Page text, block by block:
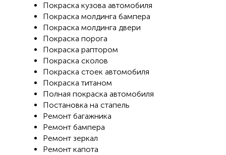
Покраска кузова автомобиля
Покраска молдинга бампера
Покраска молдинга двери
Покраска порога
Покраска раптором
Покраска сколов
Покраска стоек автомобиля
Покраска титаном
Полная покраска автомобиля
Постановка на стапель
Ремонт багажника
Ремонт бампера
Ремонт зеркал
Ремонт капота